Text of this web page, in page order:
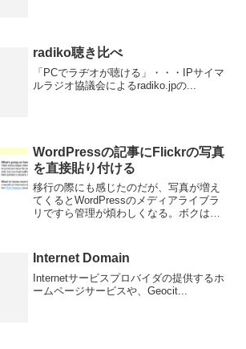
radiko聴き比べ
「PCでラヂオが聴ける」・・・IPサイマ
ルラジオ協議会によるradiko.jpの...
WordPressの記事にFlickrの写真
を直接貼り付ける
移行の際にも感じたのだが、写真が増え
てくるとWordPressのメディアライブラ
リですら管理が煩わしくなる。ボクは、
はりFlickrの方がWordPressのメ...
Internet Domain
Internetサービスプロバイダの提供するホ
ームページサービスや、Geocit...